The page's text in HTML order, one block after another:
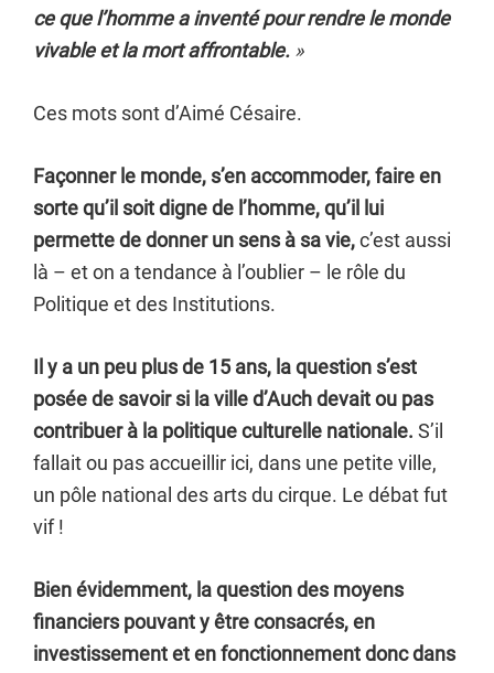
ce que l’homme a inventé pour rendre le monde
vivable et la mort affrontable. »
Ces mots sont d’Aimé Césaire.
Façonner le monde, s’en accommoder, faire en
sorte qu’il soit digne de l’homme, qu’il lui
permette de donner un sens à sa vie,c’est aussi
là – et on a tendance à l’oublier – le rôle du
Politique et des Institutions.
Il y a un peu plus de 15 ans, la question s’est
posée de savoir si la ville d’Auch devait ou pas
contribuer à la politique culturelle nationale. S’il
fallait ou pas accueillir ici, dans une petite ville,
un pôle national des arts du cirque. Le débat fut
vif !
Bien évidemment, la question des moyens
financiers pouvant y être consacrés, en
investissement et en fonctionnement donc dans